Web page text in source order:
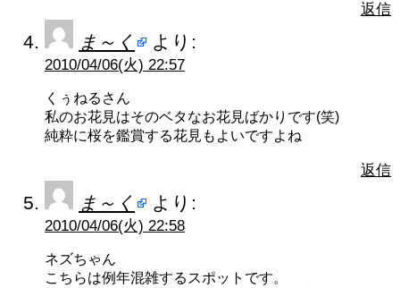
返信
ま～く より:
2010/04/06(火) 22:57
くぅねるさん
私のお花見はそのベタなお花見ばかりです(笑)
純粋に桜を鑑賞する花見もよいですよね
返信
ま～く より:
2010/04/06(火) 22:58
ネズちゃん
こちらは例年混雑するスポットです。